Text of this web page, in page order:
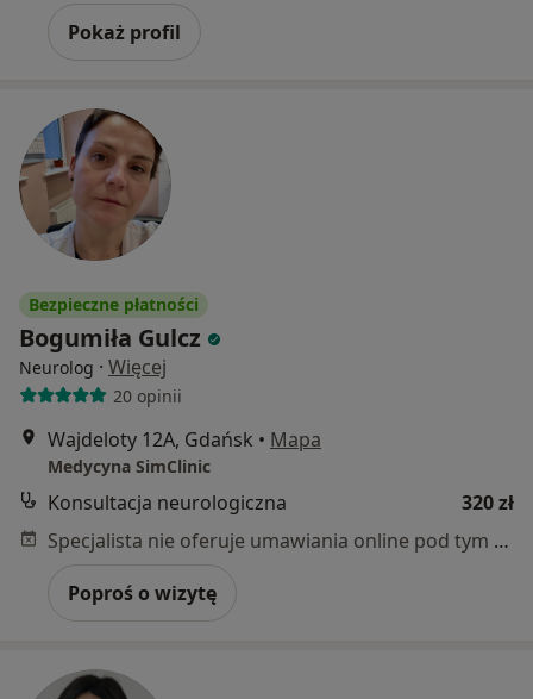
Pokaż profil
Bezpieczne płatności
Bogumiła Gulcz
Neurolog · Więcej
20 opinii
Wajdeloty 12A, Gdańsk • Mapa
Medycyna SimClinic
Konsultacja neurologiczna
320 zł
Specjalista nie oferuje umawiania online pod tym adresem.
Poproś o wizytę